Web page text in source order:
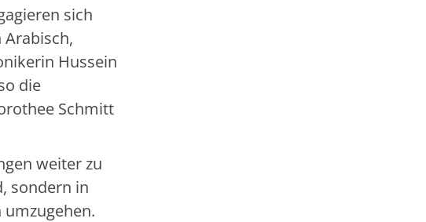
sich
Arabisch,
Hussein
die
Schmitt
weiter zu
sondern in